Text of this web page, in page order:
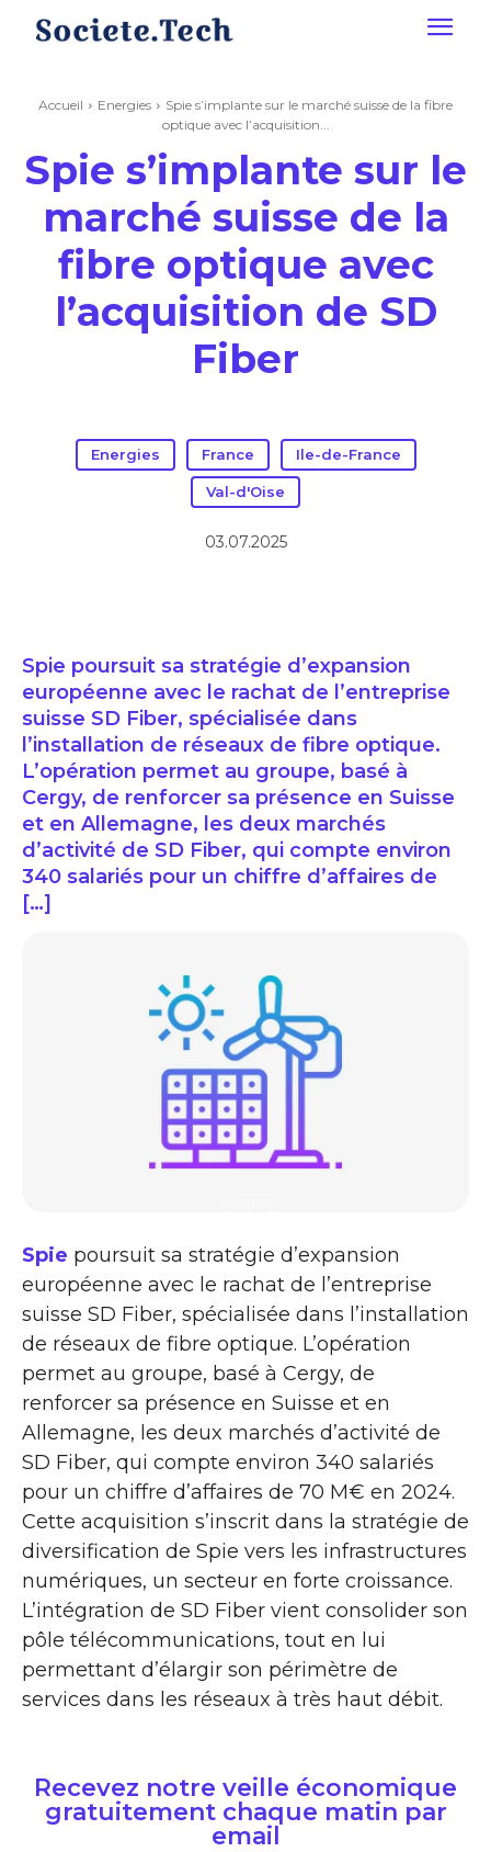
Accueil Energies
Spie s’implante sur le marché suisse de la fibre
optique avec l’acquisition...
Spie s’implante sur le
marché suisse de la
fibre optique avec
l’acquisition de SD
Fiber
Energies France Ile-de-France
Val-d'Oise
03.07.2025
Spie poursuit sa stratégie d’expansion
européenne avec le rachat de l’entreprise
suisse SD Fiber, spécialisée dans
l’installation de réseaux de fibre optique.
L’opération permet au groupe, basé à
Cergy, de renforcer sa présence en Suisse
et en Allemagne, les deux marchés
d’activité de SD Fiber, qui compte environ
340 salariés pour un chiffre d’affaires de
[…]
Spie poursuit sa stratégie d’expansion
européenne avec le rachat de l’entreprise
suisse SD Fiber, spécialisée dans l’installation
de réseaux de fibre optique. L’opération
permet au groupe, basé à Cergy, de
renforcer sa présence en Suisse et en
Allemagne, les deux marchés d’activité de
SD Fiber, qui compte environ 340 salariés
pour un chiffre d’affaires de 70 M€ en 2024.
Cette acquisition s’inscrit dans la stratégie de
diversification de Spie vers les infrastructures
numériques, un secteur en forte croissance.
L’intégration de SD Fiber vient consolider son
pôle télécommunications, tout en lui
permettant d’élargir son périmètre de
services dans les réseaux à très haut débit.
Recevez notre veille économique
gratuitement chaque matin par
email